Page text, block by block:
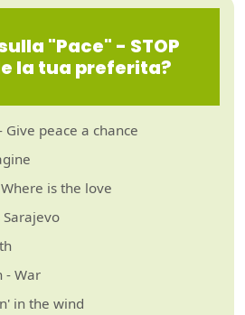
"Pace" - STOP
la tua preferita?
Give peace a chance
is the love
Sarajevo
- War
in the wind